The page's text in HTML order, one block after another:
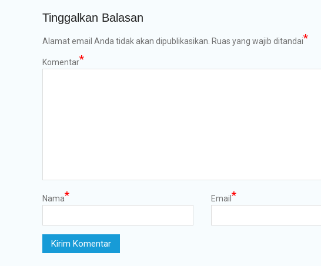
Tinggalkan Balasan
Alamat email Anda tidak akan dipublikasikan. Ruas yang wajib ditandai*
Komentar*
Nama* Email *